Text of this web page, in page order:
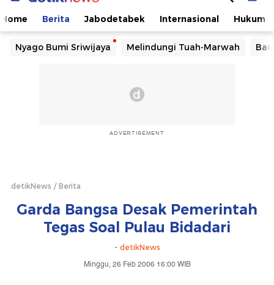
Home Berita Jabodetabek Internasional Hukum
Nyago Bumi Sriwijaya Melindungi Tuah-Marwah
ADVERTISEMENT
detikNews Berita
Garda Bangsa Desak Pemerintah
Tegas Soal Pulau Bidadari
- detikNews
Minggu, 26 Feb 2006 16:00 WIB